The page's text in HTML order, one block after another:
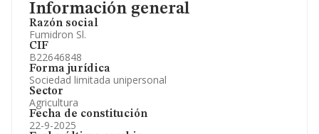
Información general
Razón social
Fumidron Sl.
CIF
B22646848
Forma jurídica
Sociedad limitada unipersonal
Sector
Agricultura
Fecha de constitución
22-9-2025